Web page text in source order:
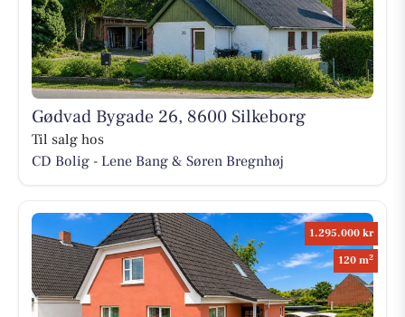
Gødvad Bygade 26, 8600 Silkeborg
Til salg hos
CD Bolig - Lene Bang & Søren Bregnhøj
1.295.000 kr
120 m2